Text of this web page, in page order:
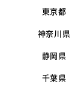
東京都
神奈川県
静岡県
千葉県